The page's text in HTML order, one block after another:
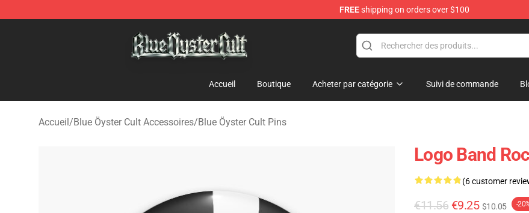
FREEshipping on orders over $100
Accueil Boutique Acheter par catégorie Suivi de commande
Accueil/Blue Öyster Cult Accessoires/Blue Öyster Cult Pins
Logo Band
(6 customer
€11.56 €9.25 $10.05 -